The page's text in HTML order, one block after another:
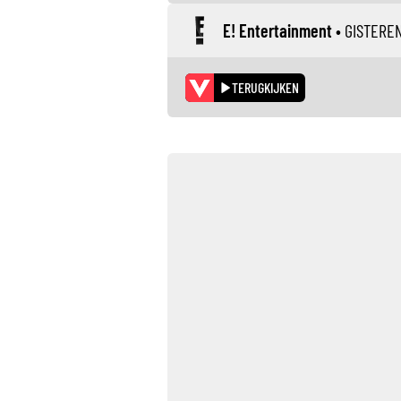
E! Entertainment•
TERUGKIJKEN